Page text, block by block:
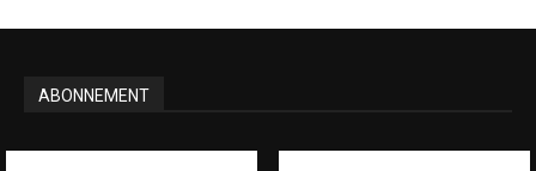
ABONNEMENT